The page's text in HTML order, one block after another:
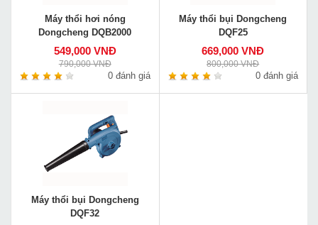
Máy thổi hơi nóng
Dongcheng DQB2000
549,000 VNĐ
790,000 VNĐ
0 đánh giá
Máy thổi bụi Dongcheng
DQF25
669,000 VNĐ
800,000 VNĐ
0 đánh giá
Máy thổi bụi Dongcheng
DQF32